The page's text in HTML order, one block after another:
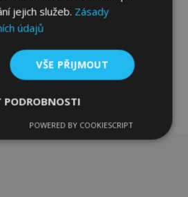
Přidat
k
oblíbeným
jejich služeb. Zásady
údajů
VŠE PŘIJMOUT
PODROBNOSTI
Výkonové
soubory
Soubory
cílení
POWERED BY COOKIESCRIPT